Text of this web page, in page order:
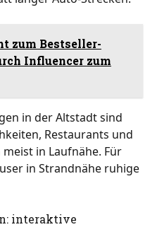
zum Bestseller-
Influencer zum
in der Altstadt sind
Restaurants und
in Laufnähe. Für
in Strandnähe ruhige
interaktive